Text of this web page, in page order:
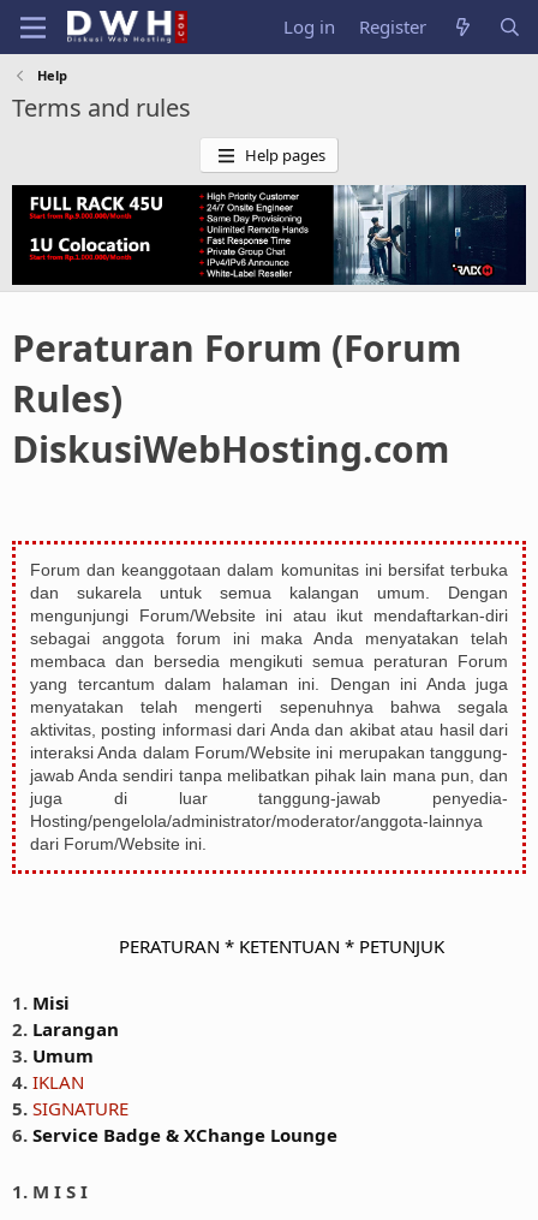
Log in Register
Help
Terms and rules
Help pages
Peraturan Forum (Forum
Rules)
DiskusiWebHosting.com
Forum dan keanggotaan dalam komunitas ini bersifat terbuka
dan sukarela untuk semua kalangan umum. Dengan
mengunjungi Forum/Website ini atau ikut mendaftarkan-diri
sebagai anggota forum ini maka Anda menyatakan telah
membaca dan bersedia mengikuti semua peraturan Forum
yang tercantum dalam halaman ini. Dengan ini Anda juga
menyatakan telah mengerti sepenuhnya bahwa segala
aktivitas, posting informasi dari Anda dan akibat atau hasil dari
interaksi Anda dalam Forum/Website ini merupakan tanggung-
jawab Anda sendiri tanpa melibatkan pihak lain mana pun, dan
juga di luar tanggung-jawab penyedia-
Hosting/pengelola/administrator/moderator/anggota-lainnya
dari Forum/Website ini.
PERATURAN * KETENTUAN * PETUNJUK
1. Misi
2. Larangan
3. Umum
4. IKLAN
5. SIGNATURE
6. Service Badge & XChange Lounge
1. M I S I